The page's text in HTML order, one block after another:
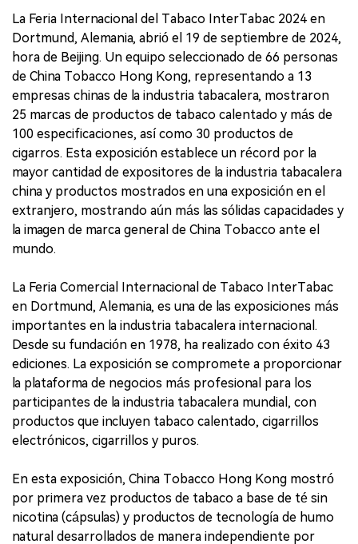
La Feria Internacional del Tabaco InterTabac 2024 en
Dortmund, Alemania, abrió el 19 de septiembre de 2024,
hora de Beijing. Un equipo seleccionado de 66 personas
de China Tobacco Hong Kong, representando a 13
empresas chinas de la industria tabacalera, mostraron
25 marcas de productos de tabaco calentado y más de
100 especificaciones, así como 30 productos de
cigarros. Esta exposición establece un récord por la
mayor cantidad de expositores de la industria tabacalera
china y productos mostrados en una exposición en el
extranjero, mostrando aún más las sólidas capacidades y
la imagen de marca general de China Tobacco ante el
mundo.
La Feria Comercial Internacional de Tabaco InterTabac
en Dortmund, Alemania, es una de las exposiciones más
importantes en la industria tabacalera internacional.
Desde su fundación en 1978, ha realizado con éxito 43
ediciones. La exposición se compromete a proporcionar
la plataforma de negocios más profesional para los
participantes de la industria tabacalera mundial, con
productos que incluyen tabaco calentado, cigarrillos
electrónicos, cigarrillos y puros.
En esta exposición, China Tobacco Hong Kong mostró
por primera vez productos de tabaco a base de té sin
nicotina (cápsulas) y productos de tecnología de humo
natural desarrollados de manera independiente por